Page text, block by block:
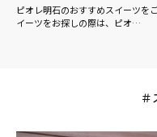
ピオレ明石のおすすめスイーツを
イーツをお探しの際は、ピオ…